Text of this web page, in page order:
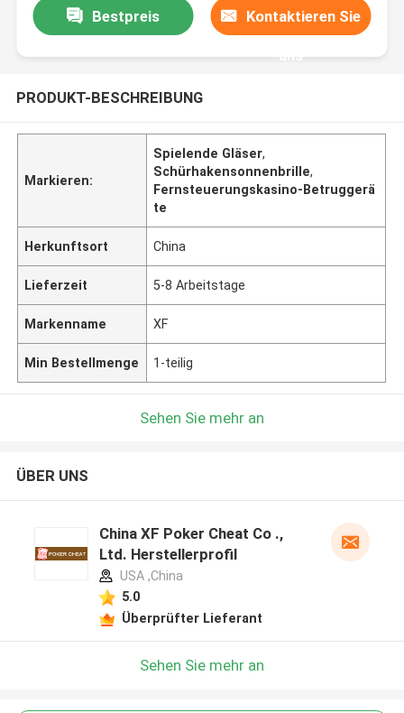
Bestpreis Kontaktieren Sie
uns
PRODUKT-BESCHREIBUNG
Markieren:
Spielende Gläser,
Schürhakensonnenbrille,
Fernsteuerungskasino-Betruggerä
te
Herkunftsort China
Lieferzeit 5-8 Arbeitstage
Markenname XF
Min Bestellmenge 1-teilig
Sehen Sie mehr an
ÜBER UNS
China XF Poker Cheat Co .,
Ltd. Herstellerprofil
USA ,China
5.0
Überprüfter Lieferant
Sehen Sie mehr an